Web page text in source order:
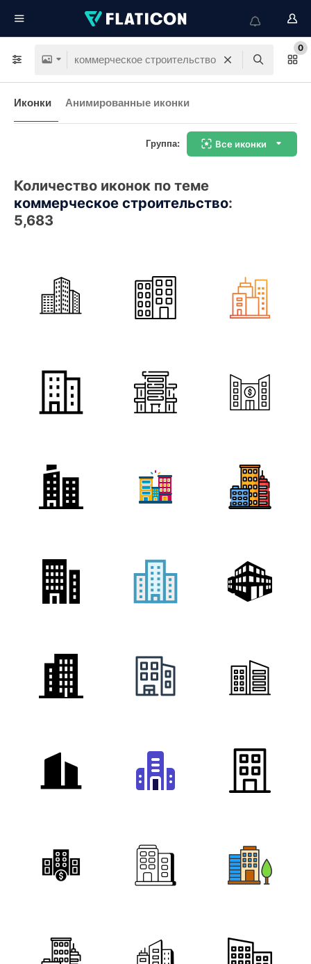
0
Иконки Анимированные иконки
Группа: Все иконки
Количество иконок по теме
коммерческое строительство:
5,683